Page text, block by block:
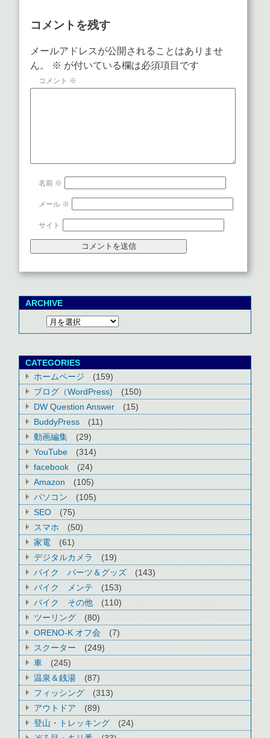
コメントを残す
メールアドレスが公開されることはありませ
ん。
※ が付いている欄は必須項目です
コメント ※
名前 ※
メール ※
サイト
ARCHIVE
CATEGORIES
ホームページ
(159)
ブログ（WordPress)
(150)
DW Question Answer
(15)
BuddyPress
(11)
動画編集
(29)
YouTube
(314)
facebook
(24)
Amazon
(105)
パソコン
(105)
SEO
(75)
スマホ
(50)
家電
(61)
デジタルカメラ
(19)
バイク パーツ＆グッズ
(143)
バイク メンテ
(153)
バイク その他
(110)
ツーリング
(80)
ORENO-K オフ会
(7)
スクーター
(249)
車
(245)
温泉＆銭湯
(87)
フィッシング
(313)
アウトドア
(89)
登山・トレッキング
(24)